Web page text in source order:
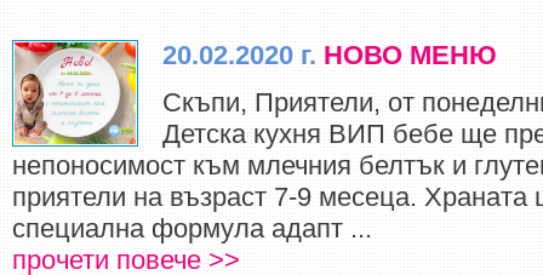
20.02.2020 г. НОВО МЕНЮ
Скъпи, Приятели, от
Детска кухня ВИП бебе ще
непоносимост към млечния белтък и
приятели на възраст 7-9 месеца. Храната
специална формула адапт ...
прочети повече >>